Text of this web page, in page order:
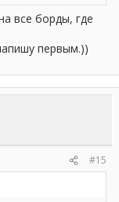
все борды, где
первым.))
#15